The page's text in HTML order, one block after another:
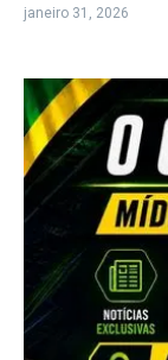
janeiro 31, 2026